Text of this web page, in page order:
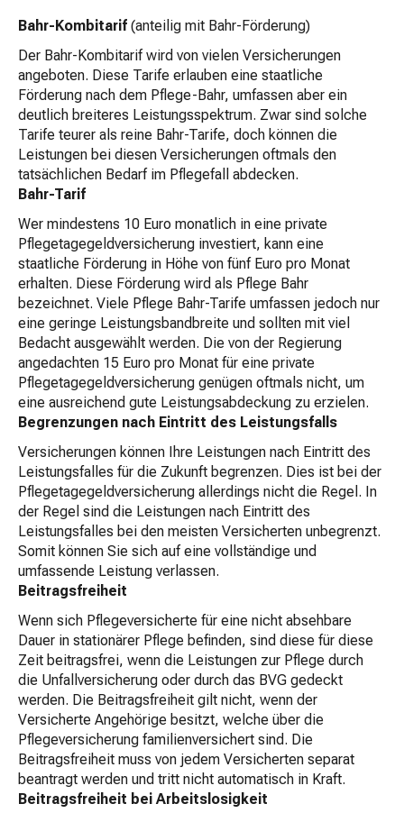
Bahr-Kombitarif (anteilig mit Bahr-Förderung)
Der Bahr-Kombitarif wird von vielen Versicherungen
angeboten. Diese Tarife erlauben eine staatliche
Förderung nach dem Pflege-Bahr, umfassen aber ein
deutlich breiteres Leistungsspektrum. Zwar sind solche
Tarife teurer als reine Bahr-Tarife, doch können die
Leistungen bei diesen Versicherungen oftmals den
tatsächlichen Bedarf im Pflegefall abdecken.
Bahr-Tarif
Wer mindestens 10 Euro monatlich in eine private
Pflegetagegeldversicherung investiert, kann eine
staatliche Förderung in Höhe von fünf Euro pro Monat
erhalten. Diese Förderung wird als Pflege Bahr
bezeichnet. Viele Pflege Bahr-Tarife umfassen jedoch nur
eine geringe Leistungsbandbreite und sollten mit viel
Bedacht ausgewählt werden. Die von der Regierung
angedachten 15 Euro pro Monat für eine private
Pflegetagegeldversicherung genügen oftmals nicht, um
eine ausreichend gute Leistungsabdeckung zu erzielen.
Begrenzungen nach Eintritt des Leistungsfalls
Versicherungen können Ihre Leistungen nach Eintritt des
Leistungsfalles für die Zukunft begrenzen. Dies ist bei der
Pflegetagegeldversicherung allerdings nicht die Regel. In
der Regel sind die Leistungen nach Eintritt des
Leistungsfalles bei den meisten Versicherten unbegrenzt.
Somit können Sie sich auf eine vollständige und
umfassende Leistung verlassen.
Beitragsfreiheit
Wenn sich Pflegeversicherte für eine nicht absehbare
Dauer in stationärer Pflege befinden, sind diese für diese
Zeit beitragsfrei, wenn die Leistungen zur Pflege durch
die Unfallversicherung oder durch das BVG gedeckt
werden. Die Beitragsfreiheit gilt nicht, wenn der
Versicherte Angehörige besitzt, welche über die
Pflegeversicherung familienversichert sind. Die
Beitragsfreiheit muss von jedem Versicherten separat
beantragt werden und tritt nicht automatisch in Kraft.
Beitragsfreiheit bei Arbeitslosigkeit